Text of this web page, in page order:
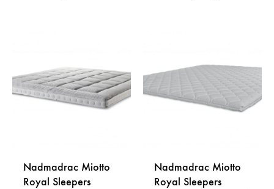
LISTU
ŽELJA
LISTU
Nadmadrac Miotto
Royal Sleepers
Nadmadrac Miotto
Royal Sleepers